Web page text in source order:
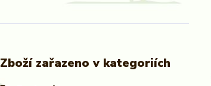
Zboží zařazeno v kategoriích